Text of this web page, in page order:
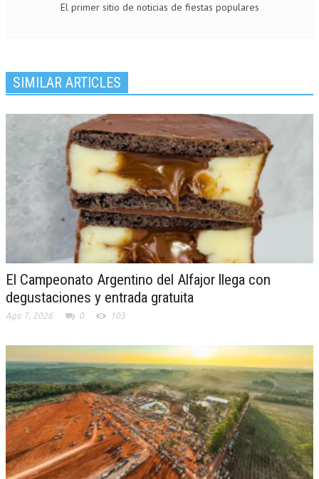
El primer sitio de noticias de fiestas populares
SIMILAR ARTICLES
El Campeonato Argentino del Alfajor llega con
degustaciones y entrada gratuita
Ago 7, 2026 0 103